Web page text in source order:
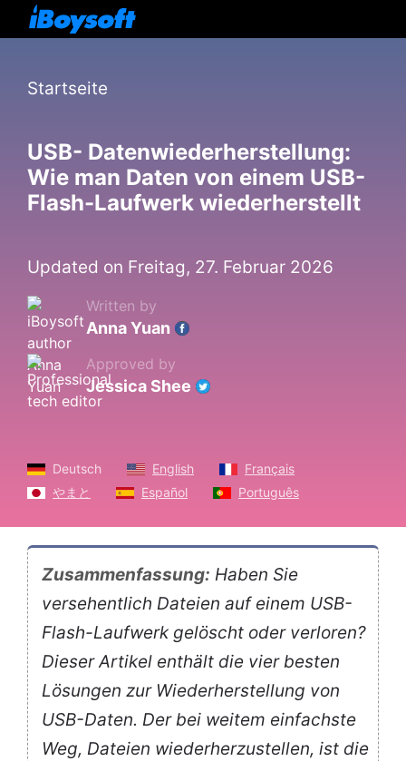
Startseite
USB- Datenwiederherstellung:
Wie man Daten von einem USB-
Flash-Laufwerk wiederherstellt
Updated on Freitag, 27. Februar 2026
Written by
Anna Yuan
Approved by
Jessica Shee
Deutsch English
Français
やまと
Español Português
Zusammenfassung: Haben Sie
versehentlich Dateien auf einem USB-
Flash-Laufwerk gelöscht oder verloren?
Dieser Artikel enthält die vier besten
Lösungen zur Wiederherstellung von
USB-Daten. Der bei weitem einfachste
Weg, Dateien wiederherzustellen, ist die